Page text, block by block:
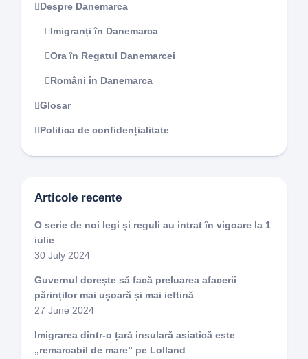
Despre Danemarca
Imigranți în Danemarca
Ora în Regatul Danemarcei
Români în Danemarca
Glosar
Politica de confidențialitate
Articole recente
O serie de noi legi și reguli au intrat în vigoare la 1
iulie
30 July 2024
Guvernul dorește să facă preluarea afacerii
părinților mai ușoară și mai ieftină
27 June 2024
Imigrarea dintr-o țară insulară asiatică este
„remarcabil de mare” pe Lolland